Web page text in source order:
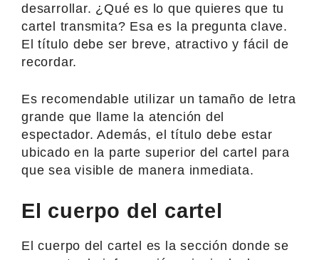
desarrollar. ¿Qué es lo que quieres que tu
cartel transmita? Esa es la pregunta clave.
El título debe ser breve, atractivo y fácil de
recordar.
Es recomendable utilizar un tamaño de letra
grande que llame la atención del
espectador. Además, el título debe estar
ubicado en la parte superior del cartel para
que sea visible de manera inmediata.
El cuerpo del cartel
El cuerpo del cartel es la sección donde se